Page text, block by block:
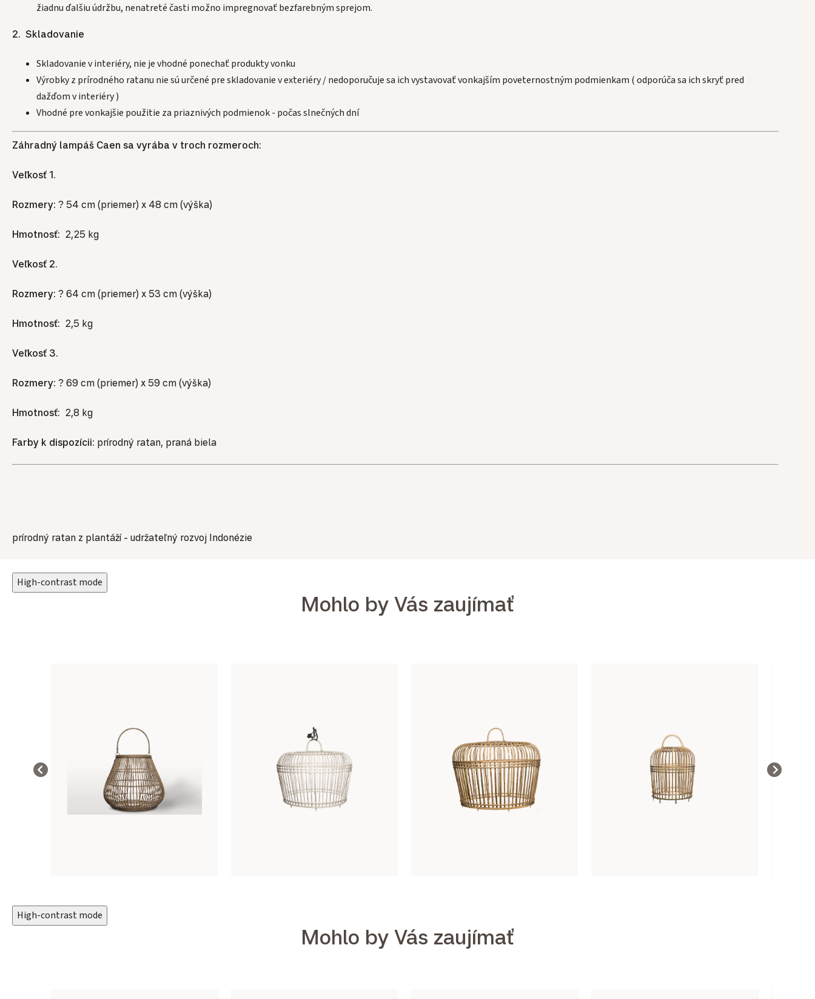
žiadnu ďalšiu údržbu, nenatreté časti možno impregnovať bezfarebným sprejom.
2. Skladovanie
Skladovanie v interiéry, nie je vhodné ponechať produkty vonku
Výrobky z prírodného ratanu nie sú určené pre skladovanie v exteriéry / nedoporučuje sa ich vystavovať vonkajším poveternostným podmienkam ( odporúča sa ich skryť pred
dažďom v interiéry )
Vhodné pre vonkajšie použitie za priaznivých podmienok - počas slnečných dní
Záhradný lampáš Caen sa vyrába v troch rozmeroch:
Veľkosť 1.
Rozmery: ? 54 cm (priemer) x 48 cm (výška)
Hmotnosť: 2,25 kg
Veľkosť 2.
Rozmery: ? 64 cm (priemer) x 53 cm (výška)
Hmotnosť: 2,5 kg
Veľkosť 3.
Rozmery: ? 69 cm (priemer) x 59 cm (výška)
Hmotnosť: 2,8 kg
Farby k dispozícii: prírodný ratan, praná biela
prírodný ratan z plantáží - udržateľný rozvoj Indonézie
High-contrast mode
Mohlo by Vás zaujímať
High-contrast mode
Mohlo by Vás zaujímať